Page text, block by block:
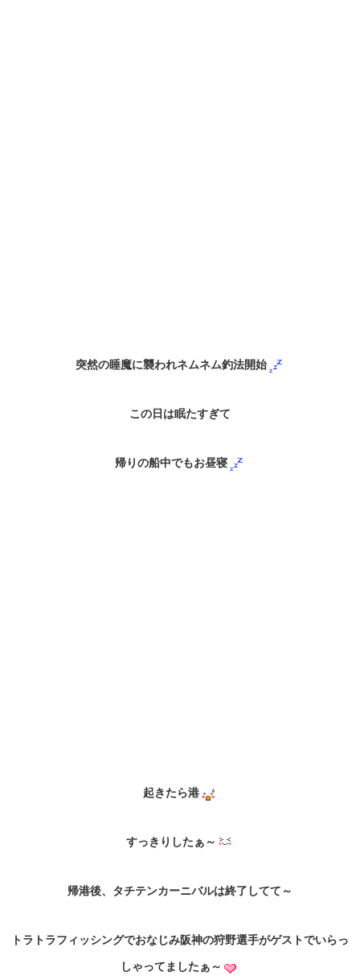
突然の睡魔に襲われネムネム釣法開始
この日は眠たすぎて
帰りの船中でもお昼寝
起きたら港
すっきりしたぁ～
帰港後、タチテンカーニバルは終了してて～
トラトラフィッシングでおなじみ阪神の狩野選手がゲストでいらっ
しゃってましたぁ～